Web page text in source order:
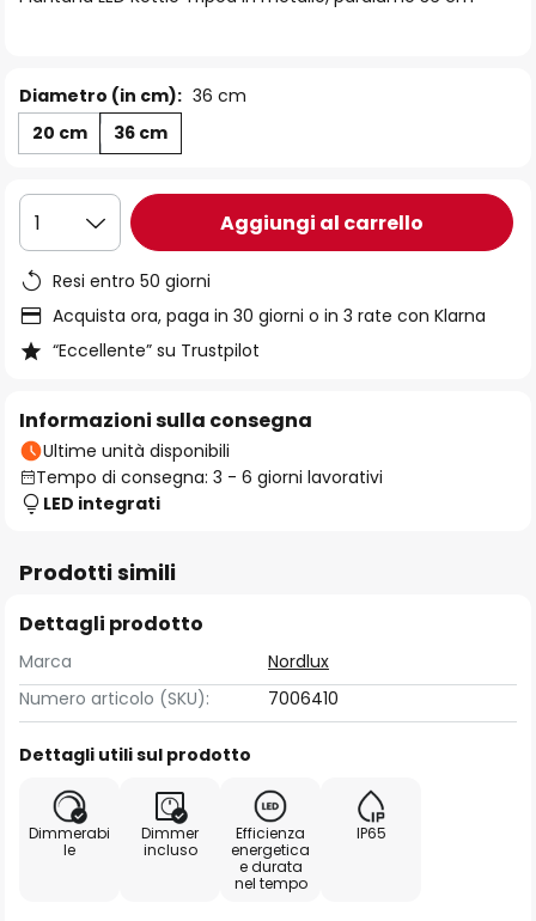
Diametro (in cm): 36 cm
20 cm
36 cm
1 Aggiungi al carrello
Resi entro 50 giorni
Acquista ora, paga in 30 giorni o in 3 rate con Klarna
“Eccellente” su Trustpilot
Informazioni sulla consegna
Ultime unità disponibili
Tempo di consegna: 3 - 6 giorni lavorativi
LED integrati
Prodotti simili
Dettagli prodotto
Marca
Nordlux
Numero articolo (SKU):
7006410
Dettagli utili sul prodotto
Dimmerabi
le
Dimmer
incluso
Efficienza
energetica
e durata
nel tempo
IP65